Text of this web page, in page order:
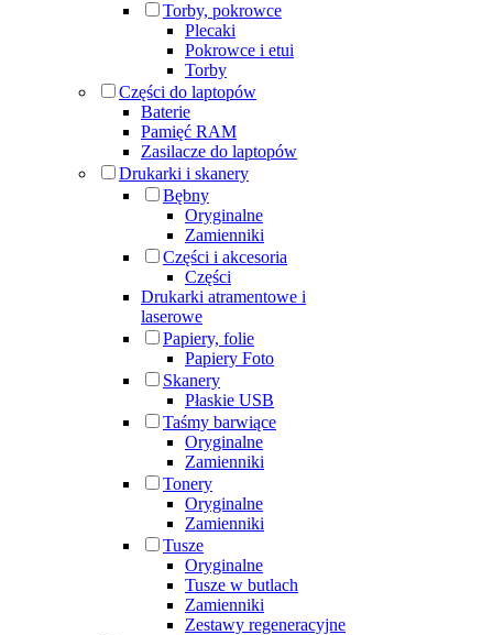
Torby, pokrowce
Plecaki
Pokrowce i etui
Torby
Części do laptopów
Baterie
Pamięć RAM
Zasilacze do laptopów
Drukarki i skanery
Bębny
Oryginalne
Zamienniki
Części i akcesoria
Części
Drukarki atramentowe i
laserowe
Papiery, folie
Papiery Foto
Skanery
Płaskie USB
Taśmy barwiące
Oryginalne
Zamienniki
Tonery
Oryginalne
Zamienniki
Tusze
Oryginalne
Tusze w butlach
Zamienniki
Zestawy regeneracyjne